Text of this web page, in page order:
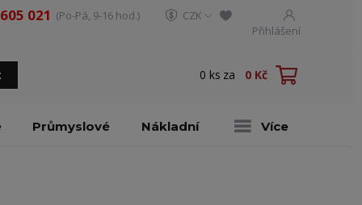
CZK
Přihlášení
021 (Po-Pá, 9-16 hod.)
0 ks za 0 Kč
Průmyslové Nákladní Více